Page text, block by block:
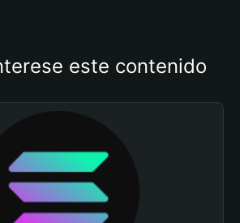
este contenido